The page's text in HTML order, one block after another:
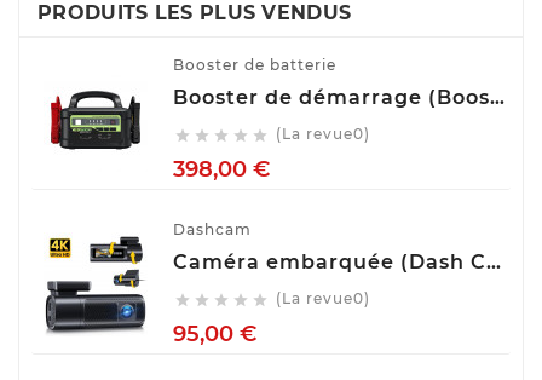
PRODUITS LES PLUS VENDUS
Booster de batterie
Booster de démarrage (Booster de batterie) YESPER MONSTER START P1
     (La revue0)
398,00 €Prix
Dashcam
Caméra embarquée (Dash Cam) Avant Arrière GKU D900
     (La revue0)
95,00 €Prix